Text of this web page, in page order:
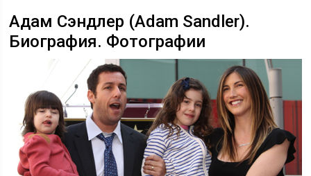
Адам Сэндлер (Adam Sandler).
Биография. Фотографии